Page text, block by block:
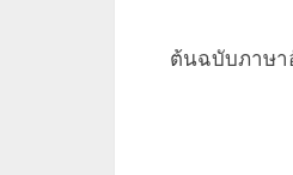
ต้นฉบับภาษา